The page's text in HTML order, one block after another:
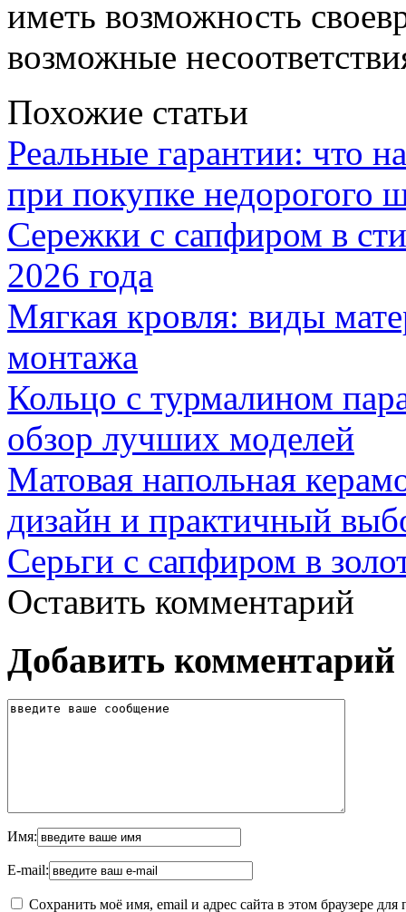
иметь возможность
возможные
Похожие статьи
Реальные гарантии: что
при покупке недорогого
Сережки с сапфиром в
2026 года
Мягкая кровля: виды
монтажа
Кольцо с турмалином
обзор лучших моделей
Матовая напольная
дизайн и практичный
Серьги с сапфиром в
Оставить комментарий
Добавить комментарий
Имя:
E-mail:
Сохранить моё имя, email и адрес сайта в этом браузере